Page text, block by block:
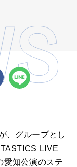
、グループとし
LIVE
愛知公演のステ